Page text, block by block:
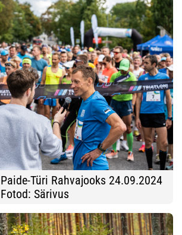
Paide-Türi Rahvajooks 24.09.2024
Fotod: Särivus